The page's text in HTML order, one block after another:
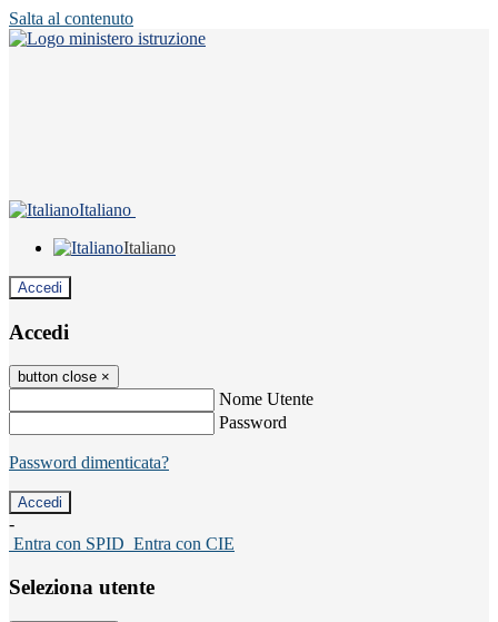
Salta al contenuto
Italiano
Italiano
Accedi
Accedi
button close ×
Nome Utente
Password
Password dimenticata?
-
Entra con SPID Entra con CIE
Seleziona utente